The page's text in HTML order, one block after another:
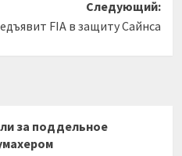
Следующий:
FIA в защиту Сайнса
за поддельное